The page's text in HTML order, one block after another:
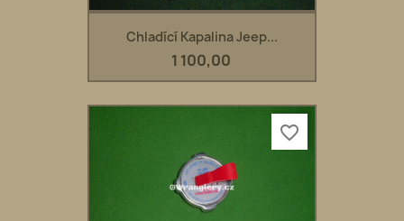
Chladící Kapalina Jeep...
1 100,00
favorite_border